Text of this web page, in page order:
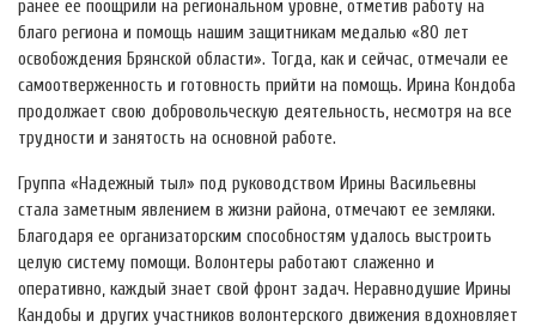
ранее ее поощрили на региональном уровне, отметив работу на
благо региона и помощь нашим защитникам медалью «80 лет
освобождения Брянской области». Тогда, как и сейчас, отмечали ее
самоотверженность и готовность прийти на помощь. Ирина Кондоба
продолжает свою добровольческую деятельность, несмотря на все
трудности и занятость на основной работе.
Группа «Надежный тыл» под руководством Ирины Васильевны
стала заметным явлением в жизни района, отмечают ее земляки.
Благодаря ее организаторским способностям удалось выстроить
целую систему помощи. Волонтеры работают слаженно и
оперативно, каждый знает свой фронт задач. Неравнодушие Ирины
Кандобы и других участников волонтерского движения вдохновляет